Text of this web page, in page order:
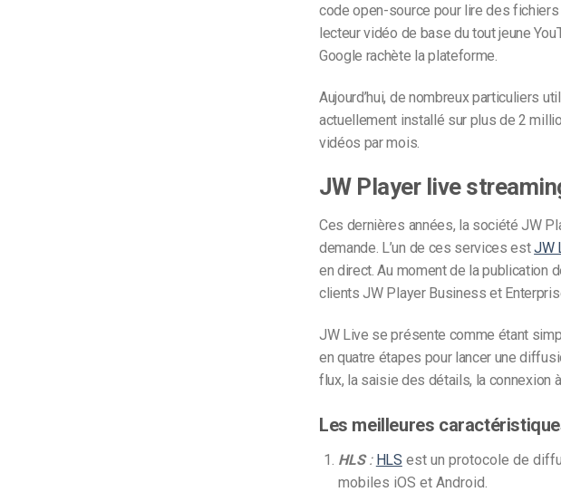
code open-source pour lire des
lecteur vidéo de base du tout jeune
Google rachète la plateforme.
Aujourd’hui, de nombreux particuliers
actuellement installé sur plus de 2
vidéos par mois.
JW Player live
Ces dernières années, la société JW
demande. L’un de ces services estJW
en direct. Au moment de la publication
clients JW Player Business et
JW Live se présente comme étant
en quatre étapes pour lancer une
flux, la saisie des détails, la connexion
Les meilleures
HLS : HLS est un protocole de
mobiles iOS et Android.